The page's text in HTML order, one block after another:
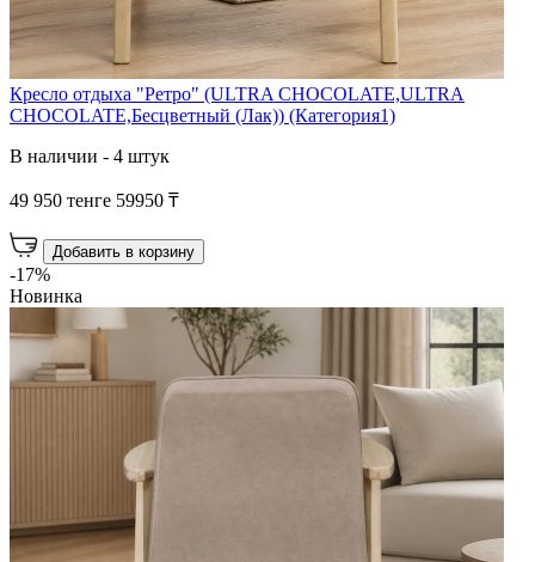
Кресло отдыха "Ретро" (ULTRA CHOCOLATE,ULTRA
CHOCOLATE,Бесцветный (Лак)) (Категория1)
В наличии - 4 штук
49 950 тенге 59950 ₸
Добавить в корзину
-17%
Новинка